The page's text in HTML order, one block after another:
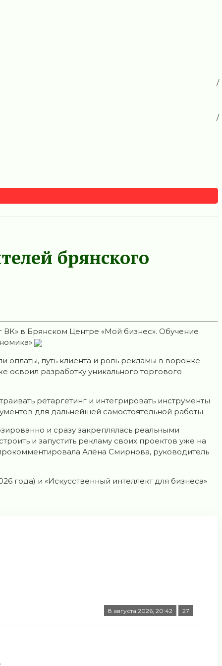
брянского
в Брянском Центре «Мой бизнес». Обучение
оплаты, путь клиента и роль рекламы в воронке
освоил разработку уникального торгового
ретаргетинг и интегрировать инструменты
для дальнейшей самостоятельной работы.
и сразу закреплялась реальными
и запустить рекламу своих проектов уже на
Алёна Смирнова, руководитель
года) и «Искусственный интеллект для бизнеса»
8 августа 2026, 20:42 27